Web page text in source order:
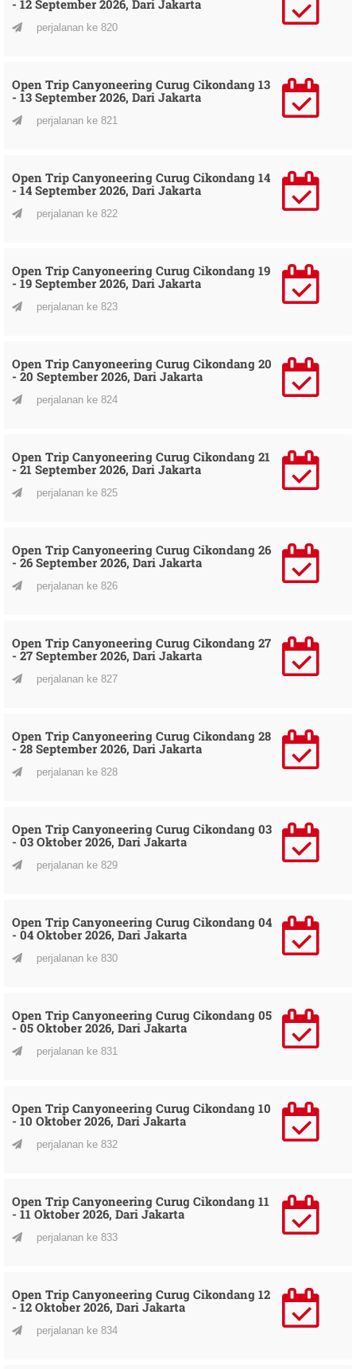
- 12 September 2026, Dari Jakarta
perjalanan ke 820
Open Trip Canyoneering Curug Cikondang 13
- 13 September 2026, Dari Jakarta
perjalanan ke 821
Open Trip Canyoneering Curug Cikondang 14
- 14 September 2026, Dari Jakarta
perjalanan ke 822
Open Trip Canyoneering Curug Cikondang 19
- 19 September 2026, Dari Jakarta
perjalanan ke 823
Open Trip Canyoneering Curug Cikondang 20
- 20 September 2026, Dari Jakarta
perjalanan ke 824
Open Trip Canyoneering Curug Cikondang 21
- 21 September 2026, Dari Jakarta
perjalanan ke 825
Open Trip Canyoneering Curug Cikondang 26
- 26 September 2026, Dari Jakarta
perjalanan ke 826
Open Trip Canyoneering Curug Cikondang 27
- 27 September 2026, Dari Jakarta
perjalanan ke 827
Open Trip Canyoneering Curug Cikondang 28
- 28 September 2026, Dari Jakarta
perjalanan ke 828
Open Trip Canyoneering Curug Cikondang 03
- 03 Oktober 2026, Dari Jakarta
perjalanan ke 829
Open Trip Canyoneering Curug Cikondang 04
- 04 Oktober 2026, Dari Jakarta
perjalanan ke 830
Open Trip Canyoneering Curug Cikondang 05
- 05 Oktober 2026, Dari Jakarta
perjalanan ke 831
Open Trip Canyoneering Curug Cikondang 10
- 10 Oktober 2026, Dari Jakarta
perjalanan ke 832
Open Trip Canyoneering Curug Cikondang 11
- 11 Oktober 2026, Dari Jakarta
perjalanan ke 833
Open Trip Canyoneering Curug Cikondang 12
- 12 Oktober 2026, Dari Jakarta
perjalanan ke 834